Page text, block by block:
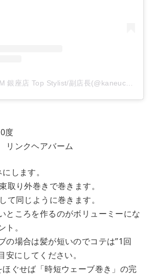
度
ンクヘアバーム
します。
り外巻きで巻きます。
同じように巻きます。
ところを作るのがボリューミーにな
。
場合は髪が短いのでコテは”1回
安にしてください。
ぐせば「時短ウェーブ巻き」の完